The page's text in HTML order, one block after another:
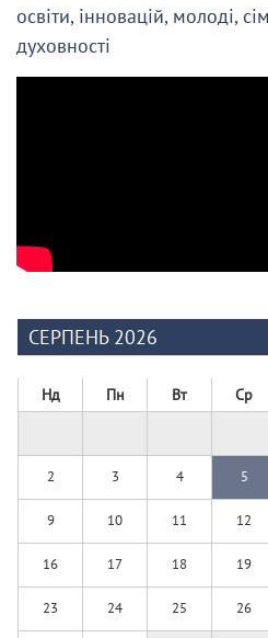
освіти, інновацій, молоді,
духовності
СЕРПЕНЬ 2026
Нд Пн Вт Ср
2 3 4 5
9 10 11 12
16 17 18 19
23 24 25 26